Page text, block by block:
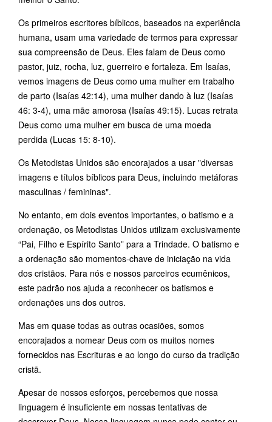
Os primeiros escritores bíblicos, baseados na experiência
humana, usam uma variedade de termos para expressar
sua compreensão de Deus. Eles falam de Deus como
pastor, juiz, rocha, luz, guerreiro e fortaleza. Em Isaías,
vemos imagens de Deus como uma mulher em trabalho
de parto (Isaías 42:14), uma mulher dando à luz (Isaías
46: 3-4), uma mãe amorosa (Isaías 49:15). Lucas retrata
Deus como uma mulher em busca de uma moeda
perdida (Lucas 15: 8-10).
Os Metodistas Unidos são encorajados a usar "diversas
imagens e títulos bíblicos para Deus, incluindo metáforas
masculinas / femininas".
No entanto, em dois eventos importantes, o batismo e a
ordenação, os Metodistas Unidos utilizam exclusivamente
“Pai, Filho e Espírito Santo” para a Trindade. O batismo e
a ordenação são momentos-chave de iniciação na vida
dos cristãos. Para nós e nossos parceiros ecumênicos,
este padrão nos ajuda a reconhecer os batismos e
ordenações uns dos outros.
Mas em quase todas as outras ocasiões, somos
encorajados a nomear Deus com os muitos nomes
fornecidos nas Escrituras e ao longo do curso da tradição
cristã.
Apesar de nossos esforços, percebemos que nossa
linguagem é insuficiente em nossas tentativas de